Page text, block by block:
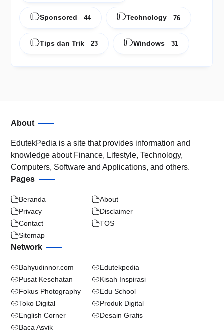
Sponsored 44 Technology 76
Tips dan Trik 23 Windows 31
About
EdutekPedia is a site that provides information and
knowledge about Finance, Lifestyle, Technology,
Computers, Software and Applications, and others.
Pages
Beranda
About
Privacy
Disclaimer
Contact
TOS
Sitemap
Network
Bahyudinnor.com
Edutekpedia
Pusat Kesehatan
Kisah Inspirasi
Fokus Photography
Edu School
Toko Digital
Produk Digital
English Corner
Desain Grafis
Baca Asyik